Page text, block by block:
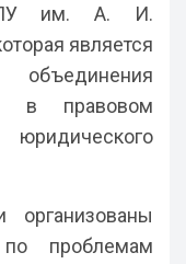
им. А. И.
является
в правовом
проблемам